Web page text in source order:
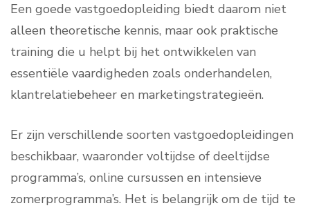
Een goede vastgoedopleiding biedt daarom niet
alleen theoretische kennis, maar ook praktische
training die u helpt bij het ontwikkelen van
essentiële vaardigheden zoals onderhandelen,
klantrelatiebeheer en marketingstrategieën.
Er zijn verschillende soorten vastgoedopleidingen
beschikbaar, waaronder voltijdse of deeltijdse
programma’s, online cursussen en intensieve
zomerprogramma’s. Het is belangrijk om de tijd te